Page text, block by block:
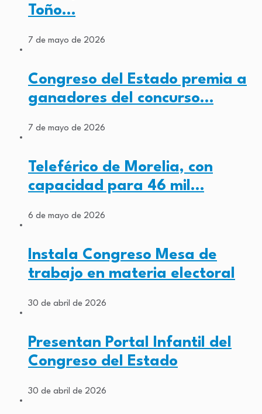
Toño…
7 de mayo de 2026
Congreso del Estado premia a
ganadores del concurso…
7 de mayo de 2026
Teleférico de Morelia, con
capacidad para 46 mil…
6 de mayo de 2026
Instala Congreso Mesa de
trabajo en materia electoral
30 de abril de 2026
Presentan Portal Infantil del
Congreso del Estado
30 de abril de 2026